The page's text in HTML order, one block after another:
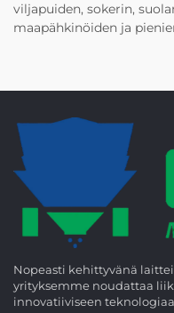
viljapuiden, sokerin,
maapähkinöiden ja
Nopeasti kehittyvänä
yrityksemme noudattaa
innovatiiviseen